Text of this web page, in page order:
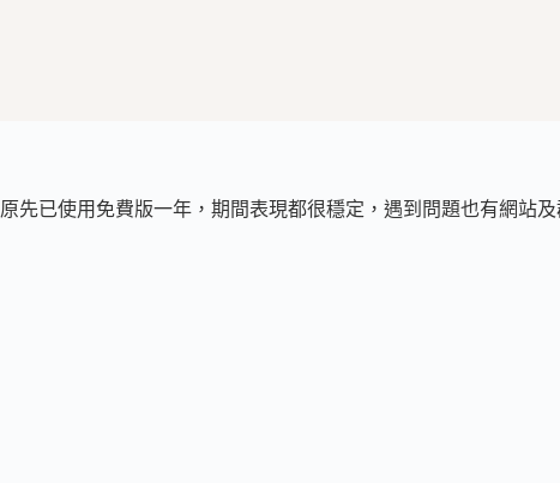
原先已使用免費版一年，期間表現都很穩定，遇到問題也有網站